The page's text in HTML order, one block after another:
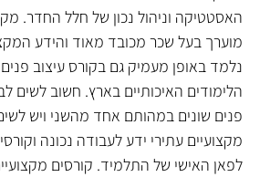
האסטטיקה וניהול נכון של חלל החדר.
מוערך בעל שכר מכובד מאוד והידע
נלמד באופן מעמיק גם בקורס עיצוב
הלימודים האיכותיים בארץ. חשוב לשים
פנים שונים במהותם אחד מהשני ויש
מקצועיים עתירי ידע לעבודה נכונה
לפאן האישי של התלמיד. קורסים